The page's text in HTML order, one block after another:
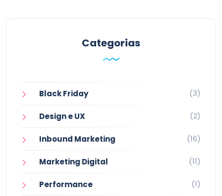
Categorias
Black Friday (3)
Design e UX (2)
Inbound Marketing (16)
Marketing Digital (11)
Performance (1)